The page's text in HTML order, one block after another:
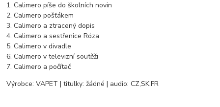
1. Calimero píše do školních novin
2. Calimero pošťákem
3. Calimero a ztracený dopis
4. Calimero a sestřenice Róza
5. Calimero v divadle
6. Calimero v televizní soutěži
7. Calimero a počítač
Výrobce: VAPET | titulky: žádné | audio: CZ,SK,FR